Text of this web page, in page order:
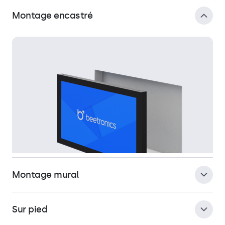
Montage encastré
Montage mural
Sur pied